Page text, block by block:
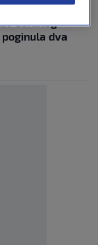
bahatog
dva